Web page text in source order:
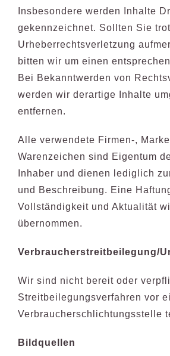
Insbesondere werden Inhalte
gekennzeichnet. Sollten Sie
Urheberrechtsverletzung
bitten wir um einen
Bei Bekanntwerden von
werden wir derartige Inhalte
entfernen.
Alle verwendete Firmen-,
Warenzeichen sind Eigentum
Inhaber und dienen lediglich
und Beschreibung. Eine
Vollständigkeit und Aktualität
übernommen.
Verbraucherstreitbeilegung/
Wir sind nicht bereit oder
Streitbeilegungsverfahren vor
Verbraucherschlichtungsstelle
Bildquellen